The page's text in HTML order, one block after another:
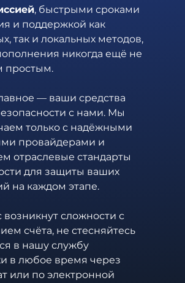
, быстрыми сроками
и поддержкой как
так и локальных методов,
никогда ещё не
простым.
— ваши средства
с нами. Мы
только с надёжными
провайдерами и
отраслевые стандарты
для защиты ваших
на каждом этапе.
возникнут сложности с
счёта, не стесняйтесь
в нашу службу
в любое время через
или по электронной